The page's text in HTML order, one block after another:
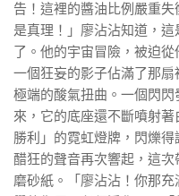
告！這裡的醬油比例嚴重
是真理！」廖沾沾知道，
了。他的宇宙冒險，被迫
一個狂妄的影子佔滿了那
極端的酸氣扭曲。一個閃
來，它的底座還不斷噴射
勝利」的霓虹燈牌，閃爍
醋狂的聲音再次響起，這
磨砂紙。「廖沾沾！你那